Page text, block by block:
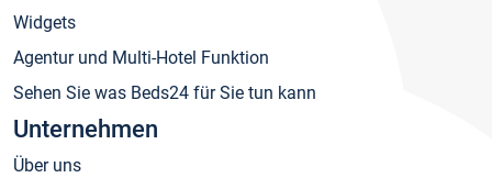
Widgets
Agentur und Multi-Hotel Funktion
Sehen Sie was Beds24 für Sie tun kann
Unternehmen
Über uns